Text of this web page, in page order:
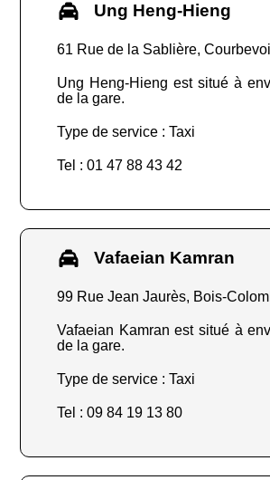
Ung Heng-Hieng
61 Rue de la Sablière,
Ung Heng-Hieng est situé à
de la gare.
Type de service : Taxi
Tel : 01 47 88 43 42
Vafaeian Kamran
99 Rue Jean Jaurès, Bois-
Vafaeian Kamran est situé à
de la gare.
Type de service : Taxi
Tel : 09 84 19 13 80